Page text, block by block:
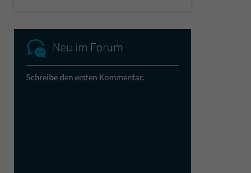
Neu im Forum
Schreibe den ersten Kommentar.